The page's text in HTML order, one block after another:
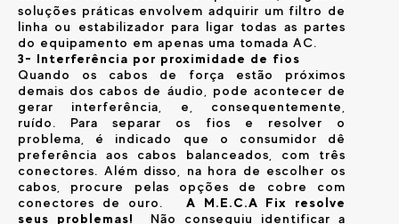
soluções práticas envolvem adquirir um filtro de
linha ou estabilizador para ligar todas as partes
do equipamento em apenas uma tomada AC.
3- Interferência por proximidade de fios
Quando os cabos de força estão próximos
demais dos cabos de áudio, pode acontecer de
gerar interferência, e, consequentemente,
ruído. Para separar os fios e resolver o
problema, é indicado que o consumidor dê
preferência aos cabos balanceados, com três
conectores. Além disso, na hora de escolher os
cabos, procure pelas opções de cobre com
conectores de ouro.
A M.E.C.A Fix resolve
seus problemas!
Não conseguiu identificar a